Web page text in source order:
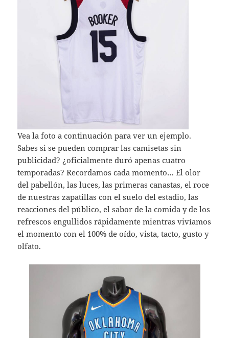
Vea la foto a continuación para ver un ejemplo.
Sabes si se pueden comprar las camisetas sin
publicidad? ¿oficialmente duró apenas cuatro
temporadas? Recordamos cada momento… El olor
del pabellón, las luces, las primeras canastas, el roce
de nuestras zapatillas con el suelo del estadio, las
reacciones del público, el sabor de la comida y de los
refrescos engullidos rápidamente mientras vivíamos
el momento con el 100% de oído, vista, tacto, gusto y
olfato.